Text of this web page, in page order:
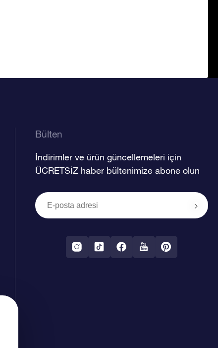
Bülten
İndirimler ve ürün güncellemeleri için
ÜCRETSİZ haber bültenimize abone olun